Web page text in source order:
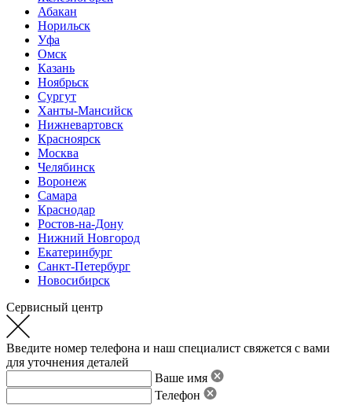
Абакан
Норильск
Уфа
Омск
Казань
Ноябрьск
Сургут
Ханты-Мансийск
Нижневартовск
Красноярск
Москва
Челябинск
Воронеж
Самара
Краснодар
Ростов-на-Дону
Нижний Новгород
Екатеринбург
Санкт-Петербург
Новосибирск
Сервисный центр
Введите номер телефона и наш специалист свяжется с вами
для уточнения деталей
Ваше имя
Телефон